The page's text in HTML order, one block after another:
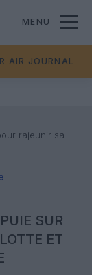
MENU
AIR JOURNAL
rajeunir sa
SUR
ET